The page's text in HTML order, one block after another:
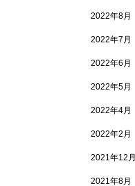
2022年8月
2022年7月
2022年6月
2022年5月
2022年4月
2022年2月
2021年12月
2021年8月